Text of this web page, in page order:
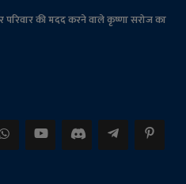
परिवार की मदद करने वाले कृष्णा सरोज का